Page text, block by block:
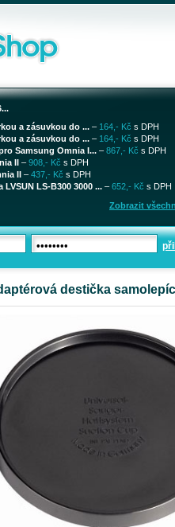
a zásuvkou do ... – 164,- Kč s DPH
a zásuvkou do ... – 164,- Kč s DPH
Samsung Omnia I... – 867,- Kč s DPH
II – 908,- Kč s DPH
II – 437,- Kč s DPH
LS-B300 3000 ... – 652,- Kč s DPH
Zobrazit
destička